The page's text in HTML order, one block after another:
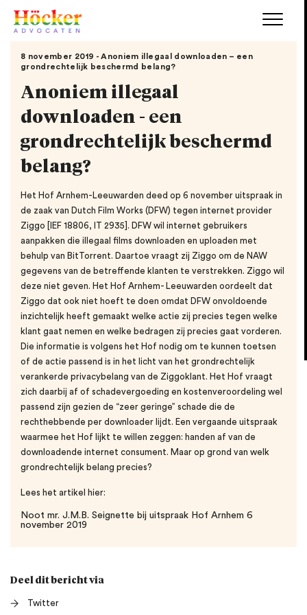
8 november 2019 - Anoniem illegaal downloaden – een
grondrechtelijk beschermd belang?
Anoniem illegaal
downloaden - een
grondrechtelijk beschermd
belang?
Het Hof Arnhem-Leeuwarden deed op 6 november uitspraak in
de zaak van Dutch Film Works (DFW) tegen internet provider
Ziggo [IEF 18806, IT 2935]. DFW wil internet gebruikers
aanpakken die illegaal films downloaden en uploaden met
behulp van BitTorrent. Daartoe vraagt zij Ziggo om de NAW
gegevens van de betreffende klanten te verstrekken. Ziggo wil
deze niet geven. Het Hof Arnhem- Leeuwarden oordeelt dat
Ziggo dat ook niet hoeft te doen omdat DFW onvoldoende
inzichtelijk heeft gemaakt welke actie zij precies tegen welke
klant gaat nemen en welke bedragen zij precies gaat vorderen.
Die informatie is volgens het Hof nodig om te kunnen toetsen
of de actie passend is in het licht van het grondrechtelijk
verankerde privacybelang van de Ziggoklant. Het Hof vraagt
zich daarbij af of schadevergoeding en kostenveroordeling wel
passend zijn gezien de “zeer geringe” schade die de
rechthebbende per downloader lijdt. Een vergaande uitspraak
waarmee het Hof lijkt te willen zeggen: handen af van de
downloadende internet consument. Maar op grond van welk
grondrechtelijk belang precies?
Lees het artikel hier:
Noot mr. J.M.B. Seignette bij uitspraak Hof Arnhem 6
november 2019
Deel dit bericht via
Twitter